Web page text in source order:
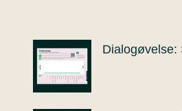
Dialogøvelse: